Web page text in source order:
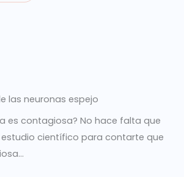
las neuronas espejo
es contagiosa? No hace falta que
científico para contarte que